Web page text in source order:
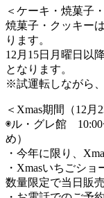
＜ケーキ・焼菓子
焼菓子・クッキー
ります。
12月15日月曜日以
となります。
※試運転しながら
＜Xmas期間（12
◉ル・グレ館 10:00
め）
・今年に限り、
・Xmasいちごシ
数量限定で当日販